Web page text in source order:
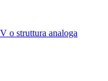
o struttura analoga